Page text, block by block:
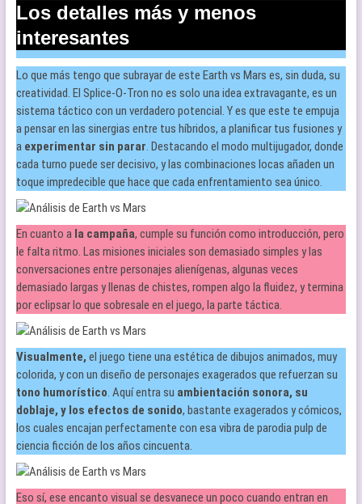
Los detalles más y menos
interesantes
Lo que más tengo que subrayar de este Earth vs Mars es, sin duda, su
creatividad. El Splice-O-Tron no es solo una idea extravagante, es un
sistema táctico con un verdadero potencial. Y es que este te empuja
a pensar en las sinergias entre tus híbridos, a planificar tus fusiones y
a experimentar sin parar. Destacando el modo multijugador, donde
cada turno puede ser decisivo, y las combinaciones locas añaden un
toque impredecible que hace que cada enfrentamiento sea único.
En cuanto a la campaña, cumple su función como introducción, pero
le falta ritmo. Las misiones iniciales son demasiado simples y las
conversaciones entre personajes alienígenas, algunas veces
demasiado largas y llenas de chistes, rompen algo la fluidez, y termina
por eclipsar lo que sobresale en el juego, la parte táctica.
Visualmente, el juego tiene una estética de dibujos animados, muy
colorida, y con un diseño de personajes exagerados que refuerzan su
tono humorístico. Aquí entra su ambientación sonora, su
doblaje, y los efectos de sonido, bastante exagerados y cómicos,
los cuales encajan perfectamente con esa vibra de parodia pulp de
ciencia ficción de los años cincuenta.
Eso sí, ese encanto visual se desvanece un poco cuando entran en